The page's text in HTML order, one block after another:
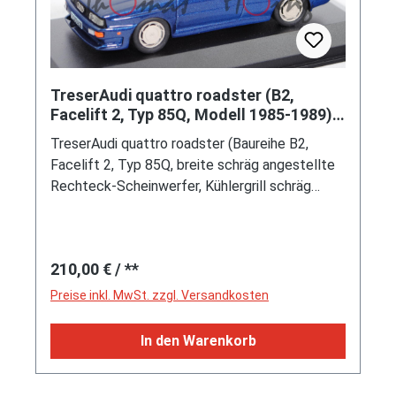
TreserAudi quattro roadster (B2,
Facelift 2, Typ 85Q, Modell 1985-1989),
blaumetallic (vgl. nautic metallic), 1:43
TreserAudi quattro roadster (Baureihe B2,
Facelift 2, Typ 85Q, breite schräg angestellte
Rechteck-Scheinwerfer, Kühlergrill schräg
Schriftzug, produzierte Stückzahl beim Original:
39 Fahrzeuge, permanenter Allradantrieb
wassergekühlter Fünfzylinder-Reihen-Turbo-
Viertakt-Otto mit 10 Ventilen und 2144 cm³
sowie 250 PS, Motorkennbuchstabe MKB,
Regulärer Preis:
210,00 €/ **
Preise inkl. MwSt. zzgl. Versandkosten
In den Warenkorb